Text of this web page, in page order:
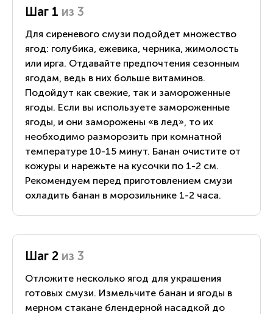
Шаг 1 из 3
Для сиреневого смузи подойдет множество
ягод: голубика, ежевика, черника, жимолость
или ирга. Отдавайте предпочтения сезонным
ягодам, ведь в них больше витаминов.
Подойдут как свежие, так и замороженные
ягоды. Если вы используете замороженные
ягоды, и они заморожены «в лед», то их
необходимо разморозить при комнатной
температуре 10-15 минут. Банан очистите от
кожуры и нарежьте на кусочки по 1-2 см.
Рекомендуем перед приготовлением смузи
охладить банан в морозильнике 1-2 часа.
Шаг 2 из 3
Отложите несколько ягод для украшения
готовых смузи. Измельчите банан и ягоды в
мерном стакане блендерной насадкой до